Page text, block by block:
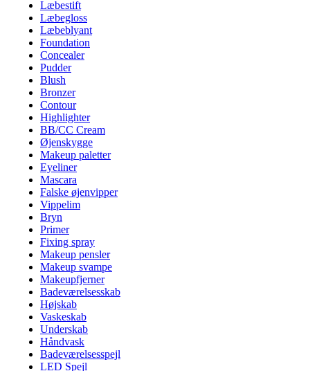
Læbestift
Læbegloss
Læbeblyant
Foundation
Concealer
Pudder
Blush
Bronzer
Contour
Highlighter
BB/CC Cream
Øjenskygge
Makeup paletter
Eyeliner
Mascara
Falske øjenvipper
Vippelim
Bryn
Primer
Fixing spray
Makeup pensler
Makeup svampe
Makeupfjerner
Badeværelsesskab
Højskab
Vaskeskab
Underskab
Håndvask
Badeværelsesspejl
LED Spejl